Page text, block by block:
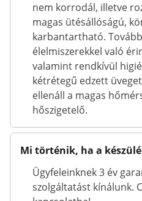
nem korrodál, illetve
magas ütésállóságú,
karbantartható.
élelmiszerekkel való
valamint rendkívül
kétrétegű edzett
ellenáll a magas
hőszigetelő.
Mi történik, ha a
Ügyfeleinknek 3 év
szolgáltatást kínálunk.